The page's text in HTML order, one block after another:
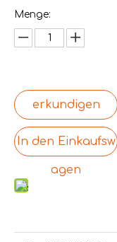
Menge:
erkundigen
In den Einkaufsw
agen